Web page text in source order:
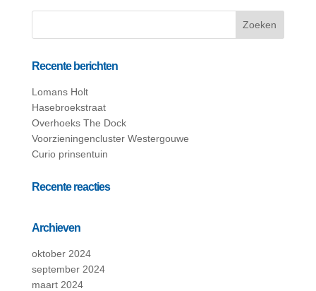
Recente berichten
Lomans Holt
Hasebroekstraat
Overhoeks The Dock
Voorzieningencluster Westergouwe
Curio prinsentuin
Recente reacties
Archieven
oktober 2024
september 2024
maart 2024